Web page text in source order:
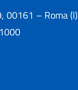
00161 – Roma (I)